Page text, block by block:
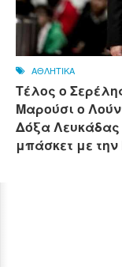
ΑΘΛΗΤΙΚΑ
Τέλος ο
Μαρούσι ο
Δόξα
μπάσκετ με